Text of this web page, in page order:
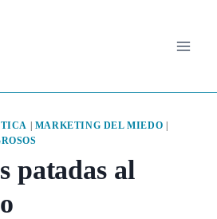
MARKETING DEL MIEDO
patadas al